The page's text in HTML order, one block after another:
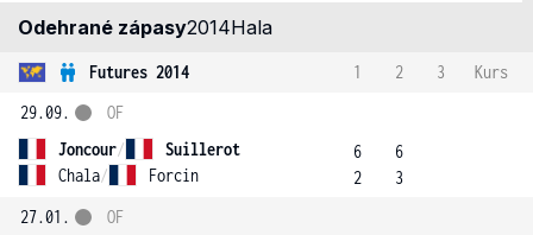
Odehrané zápasy2014Hala
Futures 2014 1 2 3
Kurs
29.09.
Joncour/
Suillerot
Chala/ Forcin
OF
6
2
6
3
27.01.
OF